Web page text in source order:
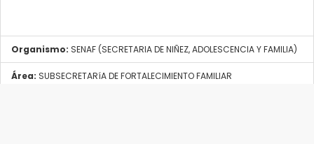
Organismo: SENAF (SECRETARIA DE NIÑEZ, ADOLESCENCIA Y FAMILIA)
Área: SUBSECRETARíA DE FORTALECIMIENTO FAMILIAR